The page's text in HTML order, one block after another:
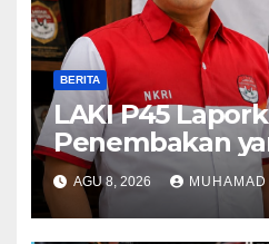
BERITA
LAKI P45
Penembakan
Terduga
Oknum
Lubuklinggau
AGU 8, 2026